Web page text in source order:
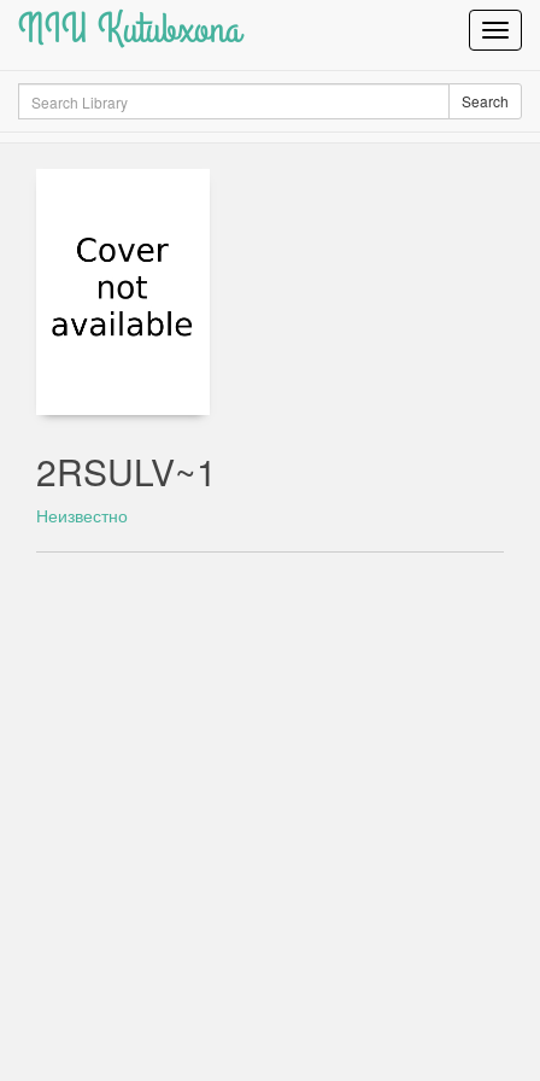
NIU Kutubxona
Search Search
2RSULV~1
Неизвестно